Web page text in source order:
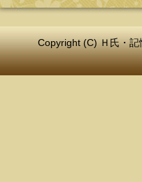
Copyright (C) Ｈ氏・